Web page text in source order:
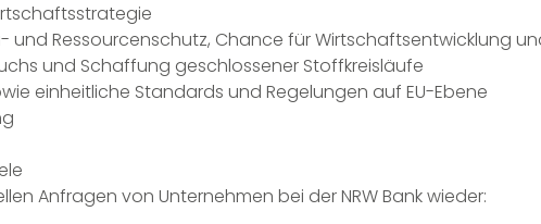
und Ressourcenschutz, Chance für Wirtschaftsentwicklung
und Schaffung geschlossener Stoffkreisläufe
einheitliche Standards und Regelungen auf EU-Ebene
Anfragen von Unternehmen bei der NRW Bank wieder: